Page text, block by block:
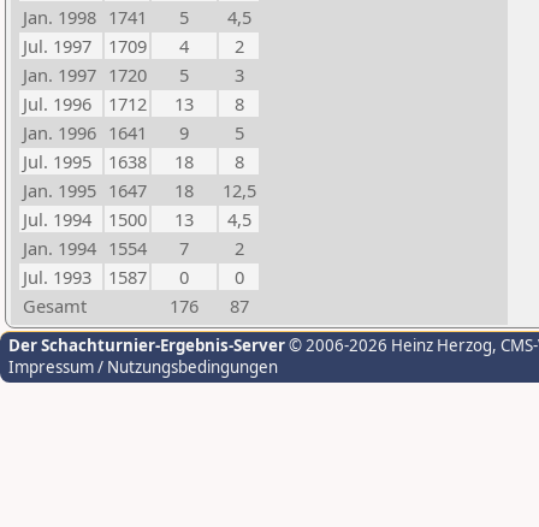
Jan. 1998 1741 5
4,5
Jul. 1997
1709 4
2
Jan. 1997 1720 5
3
Jul. 1996
1712 13
8
Jan. 1996 1641 9
5
Jul. 1995
1638 18
8
Jan. 1995 1647 18
12,5
Jul. 1994
1500 13
4,5
Jan. 1994 1554 7
2
Jul. 1993
1587 0
0
Gesamt
176 87
Der Schachturnier-Ergebnis-Server© 2006-2026 Heinz Herzog,
Impressum / Nutzungsbedingungen